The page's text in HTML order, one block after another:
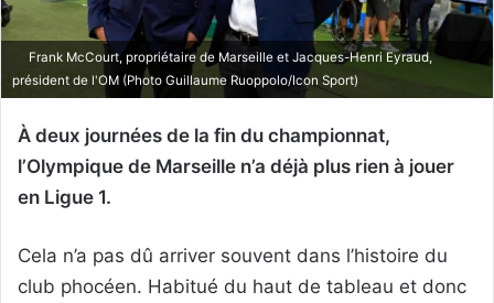
Frank McCourt, propriétaire de Marseille et Jacques-Henri Eyraud,
président de l'OM (Photo Guillaume Ruoppolo/Icon Sport)
À deux journées de la fin du championnat,
l’Olympique de Marseille n’a déjà plus rien à jouer
en Ligue 1.
Cela n’a pas dû arriver souvent dans l’histoire du
club phocéen. Habitué du haut de tableau et donc